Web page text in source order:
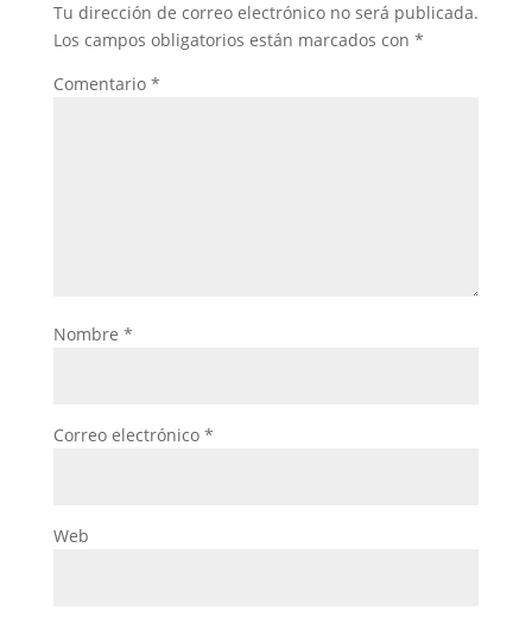
Tu dirección de correo electrónico no será publicada.
Los campos obligatorios están marcados con *
Comentario *
Nombre *
Correo electrónico *
Web